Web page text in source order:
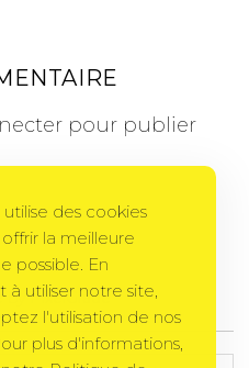
pour publier
by PixelGrade
des cookies
la meilleure
possible. En
à utiliser notre site,
l'utilisation de nos
plus d'informations,